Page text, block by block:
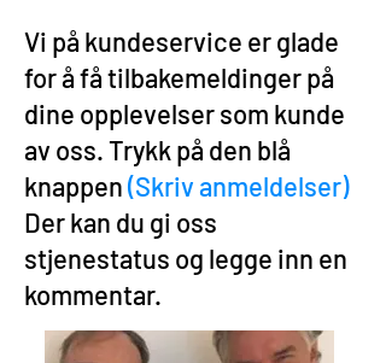
Vi på kundeservice er glade
for å få tilbakemeldinger på
dine opplevelser som kunde
av oss. Trykk på den blå
knappen(Skriv anmeldelser)
Der kan du gi oss
stjenestatus og legge inn en
kommentar.